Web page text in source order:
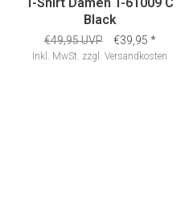
Black
€49,95 UVP €39,95 *
Inkl. MwSt. zzgl. Versandkosten